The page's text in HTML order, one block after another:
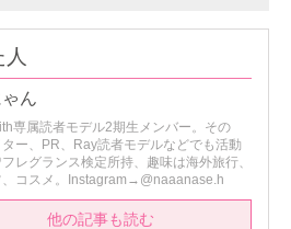
ん
専属読者モデル2期生メンバー。その
ー、PR、Ray読者モデルなどでも活動
レグランス検定所持、趣味は海外旅行、
、コスメ。Instagram→@naaanase.h
他の記事も読む